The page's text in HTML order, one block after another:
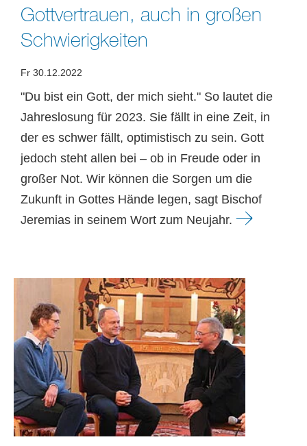
Gottvertrauen, auch in großen
Schwierigkeiten
Fr 30.12.2022
"Du bist ein Gott, der mich sieht." So lautet die
Jahreslosung für 2023. Sie fällt in eine Zeit, in
der es schwer fällt, optimistisch zu sein. Gott
jedoch steht allen bei – ob in Freude oder in
großer Not. Wir können die Sorgen um die
Zukunft in Gottes Hände legen, sagt Bischof
Jeremias in seinem Wort zum Neujahr.